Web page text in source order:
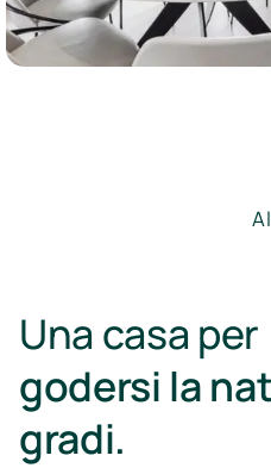
Una casa per
godersi la
gradi.